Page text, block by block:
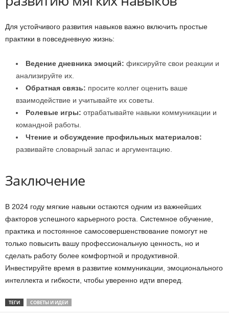
Для устойчивого развития навыков важно включить простые
практики в повседневную жизнь:
Ведение дневника эмоций: фиксируйте свои реакции и
анализируйте их.
Обратная связь: просите коллег оценить ваше
взаимодействие и учитывайте их советы.
Ролевые игры: отрабатывайте навыки коммуникации и
командной работы.
Чтение и обсуждение профильных материалов:
развивайте словарный запас и аргументацию.
Заключение
В 2024 году мягкие навыки остаются одним из важнейших
факторов успешного карьерного роста. Системное обучение,
практика и постоянное самосовершенствование помогут не
только повысить вашу профессиональную ценность, но и
сделать работу более комфортной и продуктивной.
Инвестируйте время в развитие коммуникации, эмоционального
интеллекта и гибкости, чтобы уверенно идти вперед.
ТЕГИ СОВЕТЫ И ИДЕИ